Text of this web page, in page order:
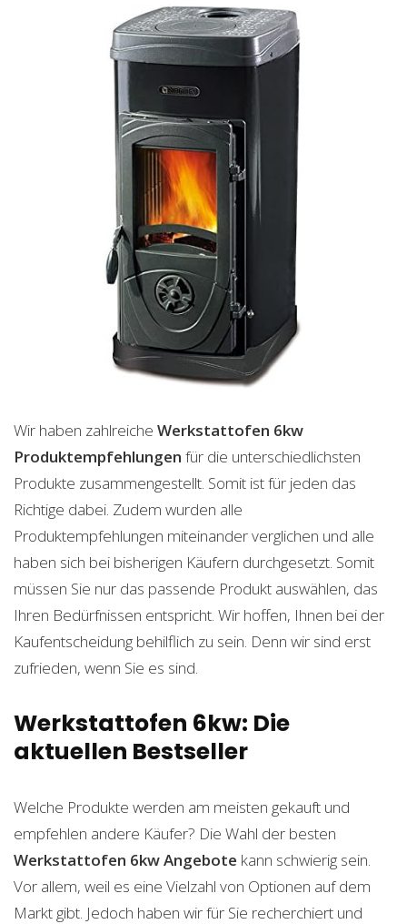
Wir haben zahlreiche Werkstattofen 6kw
Produktempfehlungen für die unterschiedlichsten
Produkte zusammengestellt. Somit ist für jeden das
Richtige dabei. Zudem wurden alle
Produktempfehlungen miteinander verglichen und alle
haben sich bei bisherigen Käufern durchgesetzt. Somit
müssen Sie nur das passende Produkt auswählen, das
Ihren Bedürfnissen entspricht. Wir hoffen, Ihnen bei der
Kaufentscheidung behilflich zu sein. Denn wir sind erst
zufrieden, wenn Sie es sind.
Werkstattofen 6kw: Die
aktuellen Bestseller
Welche Produkte werden am meisten gekauft und
empfehlen andere Käufer? Die Wahl der besten
Werkstattofen 6kwAngebote kann schwierig sein.
Vor allem, weil es eine Vielzahl von Optionen auf dem
Markt gibt. Jedoch haben wir für Sie recherchiert und